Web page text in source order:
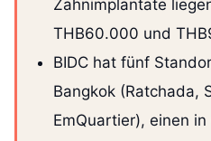
Zahnimplantate
THB60.000 und
BIDC hat fünf
Bangkok (Ratchada,
EmQuartier), einen